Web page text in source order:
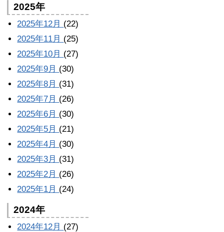
2025年
2025年12月 (22)
2025年11月 (25)
2025年10月 (27)
2025年9月 (30)
2025年8月 (31)
2025年7月 (26)
2025年6月 (30)
2025年5月 (21)
2025年4月 (30)
2025年3月 (31)
2025年2月 (26)
2025年1月 (24)
2024年
2024年12月 (27)